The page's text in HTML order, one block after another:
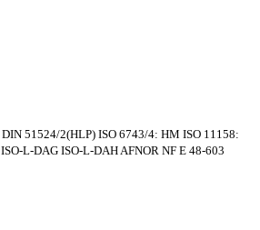
DIN 51524/2(HLP) ISO 6743/4: HM ISO 11158:
ISO-L-DAG ISO-L-DAHAFNOR NF E 48-603